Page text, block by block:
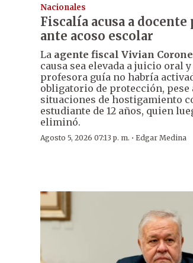
Nacionales
Fiscalía acusa a
ante acoso escolar
La agente fiscal Vivian
causa sea elevada a juicio oral
profesora guía no habría
obligatorio de protección, pese
situaciones de hostigamiento
estudiante de 12 años, quien
eliminó.
Agosto 5, 2026 07:13 p. m. · Edgar Medina